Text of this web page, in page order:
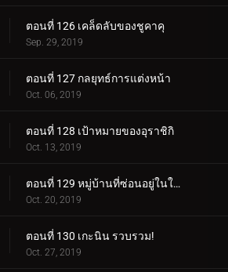
ตอนที่ 126 เคล็ดลับของชูคาคุ
Sep. 29, 2019
ตอนที่ 127 กลยุทธ์การแต่งหน้า
Oct. 06, 2019
ตอนที่ 128 เป้าหมายของอุราชิกิ
Oct. 13, 2019
ตอนที่ 129 หมู่บ้านที่ซ่อนอยู่ในใบไม้
Oct. 20, 2019
ตอนที่ 130 เกะนิน รวบรวม!
Oct. 27, 2019